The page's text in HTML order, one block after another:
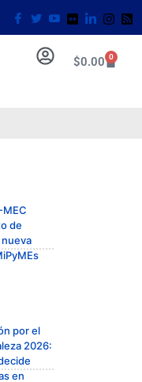
$0.00 0
MEC
de
nueva
por el
2026:
en